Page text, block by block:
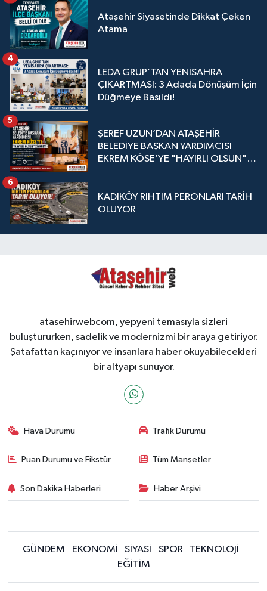
Ataşehir Siyasetinde Dikkat Çeken
Atama
LEDA GRUP’TAN YENİSAHRA
ÇIKARTMASI: 3 Adada Dönüşüm İçin
Düğmeye Basıldı!
4
ŞEREF UZUN’DAN ATAŞEHİR
BELEDİYE BAŞKAN YARDIMCISI
EKREM KÖSE’YE "HAYIRLI OLSUN"
5
KADIKÖY RIHTIM PERONLARI TARİH
OLUYOR
6
atasehirwebcom, yepyeni temasıyla sizleri
buluştururken, sadelik ve modernizmi bir araya getiriyor.
Şatafattan kaçınıyor ve insanlara haber okuyabilecekleri
bir altyapı sunuyor.
Hava Durumu Trafik Durumu
Puan Durumu ve Fikstür Tüm Manşetler
Son Dakika Haberleri Haber Arşivi
GÜNDEM EKONOMİ SİYASİ SPOR
TEKNOLOJİ
EĞİTİM